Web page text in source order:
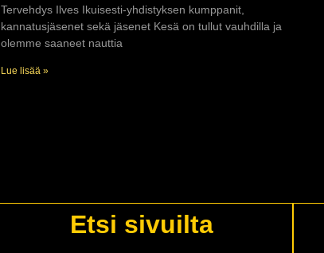
Tervehdys Ilves Ikuisesti-yhdistyksen kumppanit,
kannatusjäsenet sekä jäsenet Kesä on tullut vauhdilla ja
olemme saaneet nauttia
Lue lisää »
Etsi sivuilta